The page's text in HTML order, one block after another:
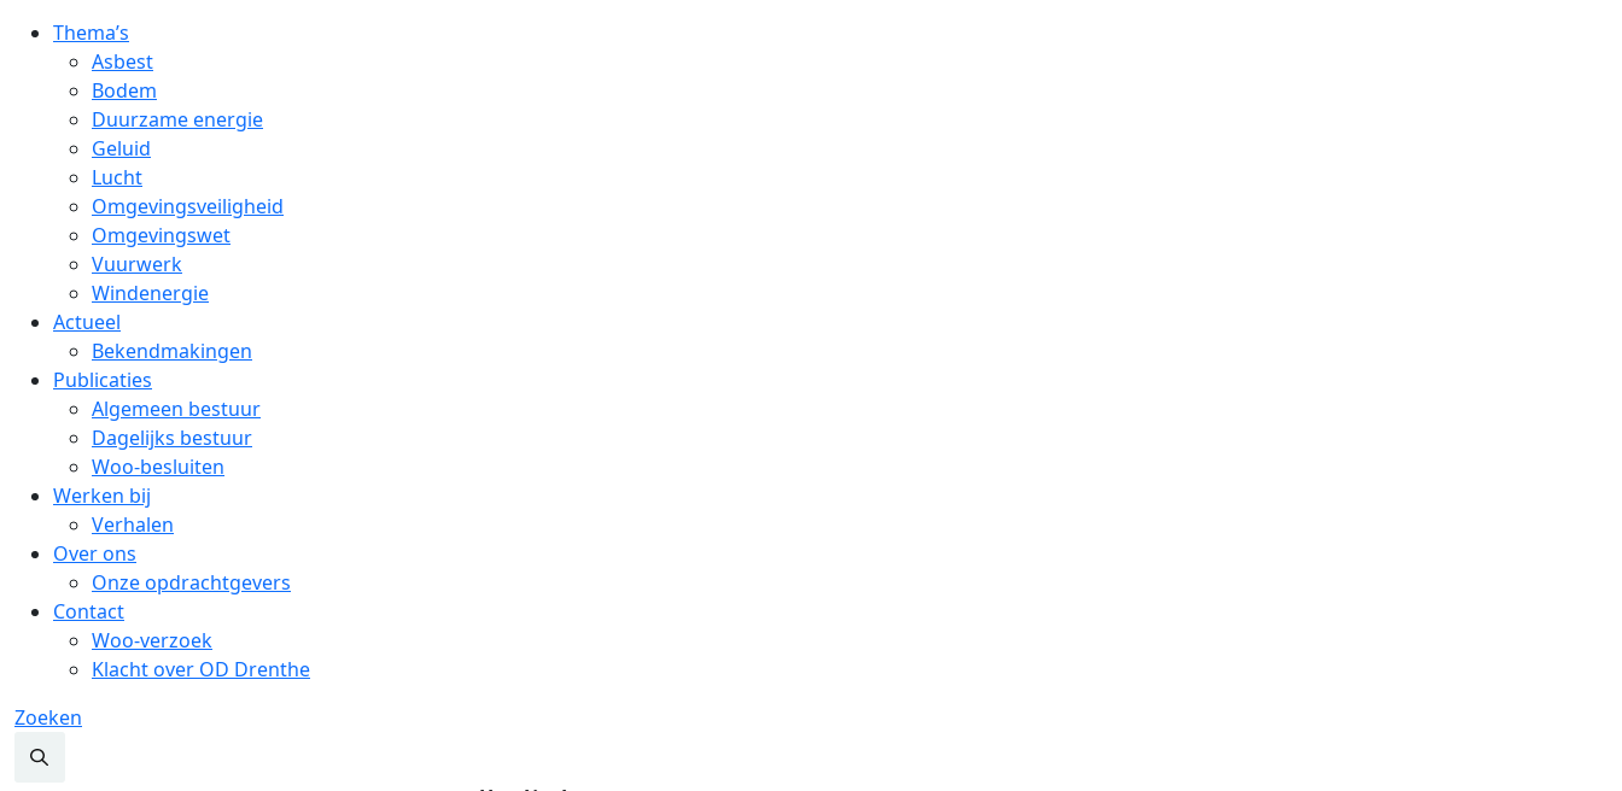
Thema’s
Asbest
Bodem
Duurzame energie
Geluid
Lucht
Omgevingsveiligheid
Omgevingswet
Vuurwerk
Windenergie
Actueel
Bekendmakingen
Publicaties
Algemeen bestuur
Dagelijks bestuur
Woo-besluiten
Werken bij
Verhalen
Over ons
Onze opdrachtgevers
Contact
Woo-verzoek
Klacht over OD Drenthe
Zoeken